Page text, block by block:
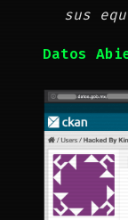
sus
Datos